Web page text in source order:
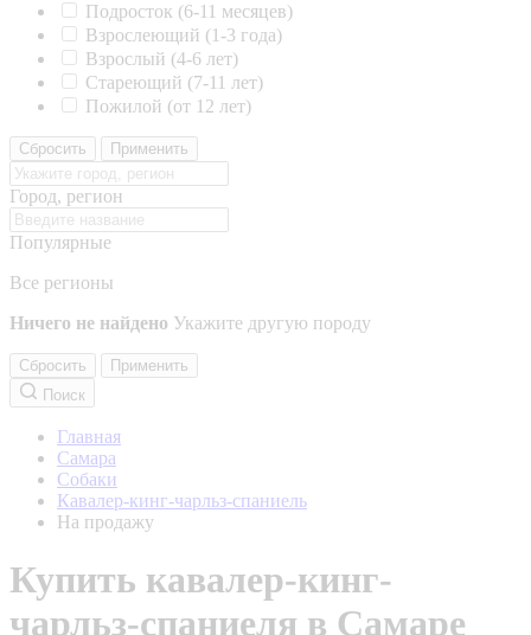
Подросток (6-11 месяцев)
Взрослеющий (1-3 года)
Взрослый (4-6 лет)
Стареющий (7-11 лет)
Пожилой (от 12 лет)
Сбросить Применить
Город, регион
Популярные
Все регионы
Ничего не найдено Укажите другую породу
Сбросить
Применить
Поиск
Главная
Самара
Собаки
Кавалер-кинг-чарльз-спаниель
На продажу
Купить кавалер-кинг-
чарльз-спаниеля в Самаре